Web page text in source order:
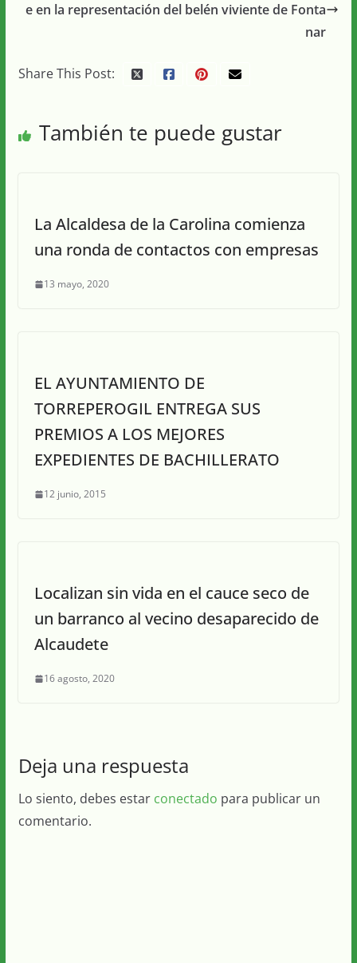
e en la representación del belén viviente de Fonta
nar
Share This Post:
También te puede gustar
La Alcaldesa de la Carolina comienza
una ronda de contactos con empresas
13 mayo, 2020
EL AYUNTAMIENTO DE
TORREPEROGIL ENTREGA SUS
PREMIOS A LOS MEJORES
EXPEDIENTES DE BACHILLERATO
12 junio, 2015
Localizan sin vida en el cauce seco de
un barranco al vecino desaparecido de
Alcaudete
16 agosto, 2020
Deja una respuesta
Lo siento, debes estar conectado para publicar un
comentario.